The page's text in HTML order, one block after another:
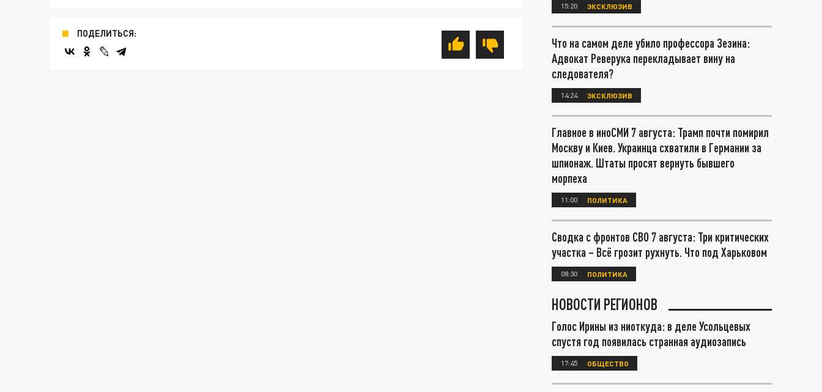
ПОДЕЛИТЬСЯ:
15:20 ЭКСКЛЮЗИВ
Что на самом деле убило профессора Зезина:
Адвокат Реверука перекладывает вину на
следователя?
14:24 ЭКСКЛЮЗИВ
Главное в иноСМИ 7 августа: Трамп почти помирил
Москву и Киев. Украинца схватили в Германии за
шпионаж. Штаты просят вернуть бывшего
морпеха
11:00 ПОЛИТИКА
Сводка с фронтов СВО 7 августа: Три критических
участка – Всё грозит рухнуть. Что под Харьковом
08:30 ПОЛИТИКА
НОВОСТИ РЕГИОНОВ
Голос Ирины из ниоткуда: в деле Усольцевых
спустя год появилась странная аудиозапись
17:45 ОБЩЕСТВО